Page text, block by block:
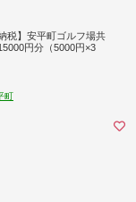
税】安平町ゴルフ場共
円分（5000円×3
町